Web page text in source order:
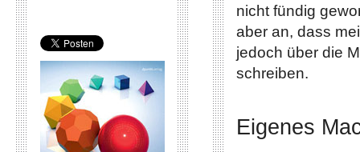
nicht fündig
aber an, dass
jedoch über die
schreiben.
Eigenes